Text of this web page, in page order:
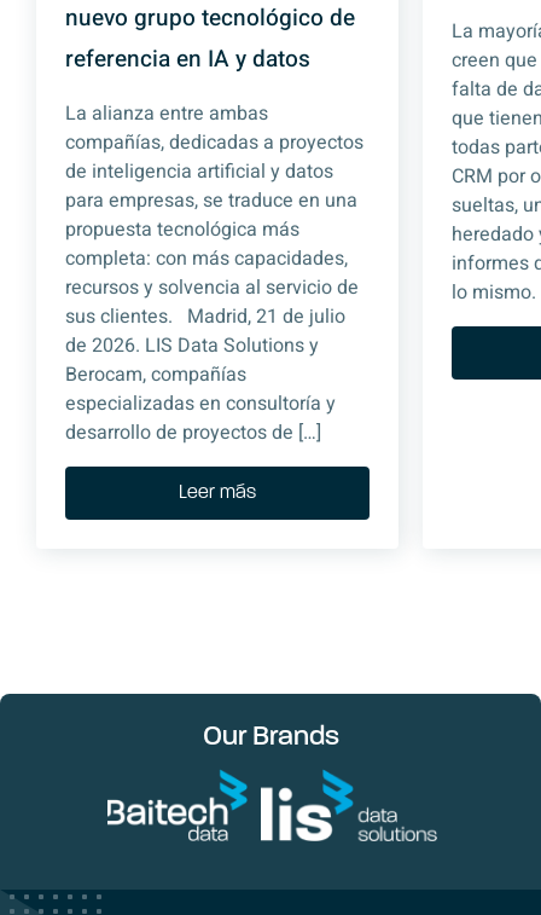
nuevo grupo tecnológico de
referencia en IA y datos
La alianza entre ambas
compañías, dedicadas a proyectos
de inteligencia artificial y datos
para empresas, se traduce en una
propuesta tecnológica más
completa: con más capacidades,
recursos y solvencia al servicio de
sus clientes. Madrid, 21 de julio
de 2026. LIS Data Solutions y
Berocam, compañías
especializadas en consultoría y
desarrollo de proyectos de […]
Leer más
La
creen
falta de
que
todas
CRM por
sueltas,
informes
lo
Our Brands